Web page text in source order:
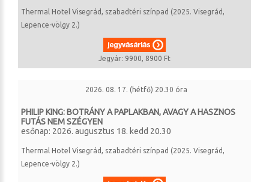
Thermal Hotel Visegrád, szabadtéri színpad (2025. Visegrád,
Lepence-völgy 2.)
Jegyár: 9900, 8900 Ft
2026. 08. 17. (hétfő) 20.30 óra
PHILIP KING: BOTRÁNY A PAPLAKBAN, AVAGY A HASZNOS
FUTÁS NEM SZÉGYEN
esőnap: 2026. augusztus 18. kedd 20.30
Thermal Hotel Visegrád, szabadtéri színpad (2025. Visegrád,
Lepence-völgy 2.)